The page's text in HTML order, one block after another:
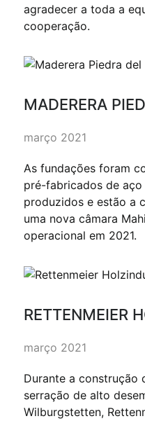
agradecer a toda a
cooperação.
MADERERA
março 2021
As fundações foram
pré-fabricados de
produzidos e estão a
uma nova câmara
operacional em 2021.
RETTENMEIER
março 2021
Durante a construção
serração de alto
Wilburgstetten,